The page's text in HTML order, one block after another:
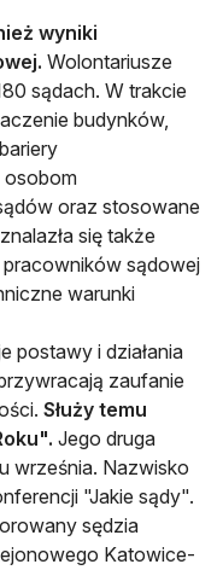
wyniki
Wolontariusze
sądach. W trakcie
budynków,
osobom
oraz stosowane
się także
pracowników sądowej
warunki
postawy i działania
zaufanie
Służy temu
Jego druga
września. Nazwisko
"Jakie sądy".
sędzia
Katowice-